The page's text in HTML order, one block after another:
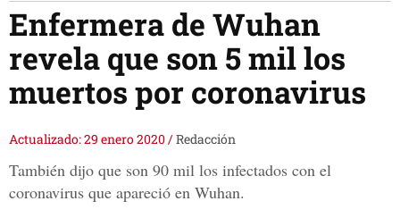
Enfermera de Wuhan
revela que son 5 mil los
muertos por coronavirus
Actualizado: 29 enero 2020/Redacción
También dijo que son 90 mil los infectados con el
coronavirus que apareció en Wuhan.